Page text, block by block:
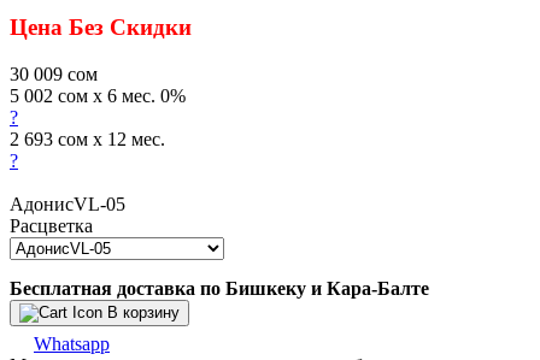
Цена Без Скидки
30 009 сом
5 002 сом x 6 мес. 0%
?
2 693 сом x 12 мес.
?
АдонисVL-05
Расцветка
Бесплатная доставка по Бишкеку и Кара-Балте
В корзину
Whatsapp